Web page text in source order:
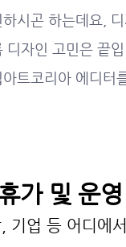
시곤 하는데요,
디자인 고민은 끝입
아트코리아 에디터
가 및 운
기업 등 어디에